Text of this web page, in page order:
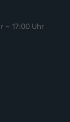
– 17:00 Uhr